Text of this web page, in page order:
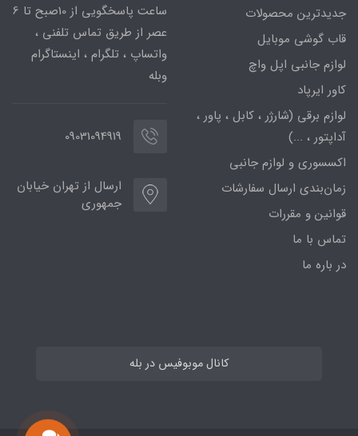
جدیدترین محصولات
قاب گوشی موبایل
لوازم جانبی اپل واچ
کاور ایرپاد
لوازم برقی (شارژر ، کابل ، پاور ،
آداپتور ، ...)
اکسسوری و لوازم جانبی
زمان‌بندی ارسال سفارشات
قوانین و مقررات
تماس با ما
در باره ما
ساعت پاسخگویی از 10صبح تا 6
عصر از طریق تماس تلفنی ،
واتساپ ، تلگرام ، اینستاگرام
وبله
09031094919
ارسال از تهران خیابان
جمهوری
کانال موبوفیس در بله